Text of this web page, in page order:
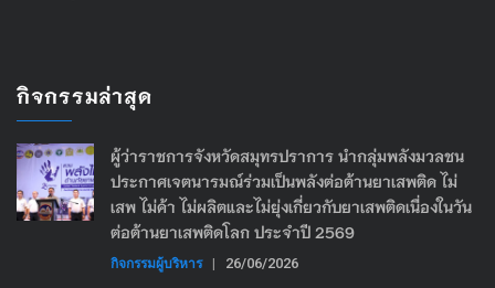
กิจกรรมล่าสุด
ผู้ว่าราชการจังหวัดสมุทรปราการ นำกลุ่มพลังมวลชน
ประกาศเจตนารมณ์ร่วมเป็นพลังต่อต้านยาเสพติด ไม่
เสพ ไม่ค้า ไม่ผลิตและไม่ยุ่งเกี่ยวกับยาเสพติดเนื่องในวัน
ต่อต้านยาเสพติดโลก ประจำปี 2569
กิจกรรมผู้บริหาร | 26/06/2026